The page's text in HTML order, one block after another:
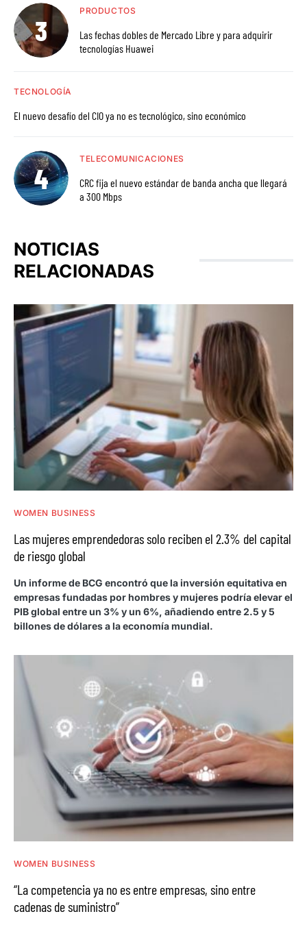
PRODUCTOS
Las fechas dobles de Mercado Libre y para adquirir
tecnologías Huawei
TECNOLOGÍA
El nuevo desafío del CIO ya no es tecnológico, sino económico
TELECOMUNICACIONES
CRC fija el nuevo estándar de banda ancha que llegará
a 300 Mbps
NOTICIAS
RELACIONADAS
WOMEN BUSINESS
Las mujeres emprendedoras solo reciben el 2.3% del capital
de riesgo global
Un informe de BCG encontró que la inversión equitativa en
empresas fundadas por hombres y mujeres podría elevar el
PIB global entre un 3% y un 6%, añadiendo entre 2.5 y 5
billones de dólares a la economía mundial.
WOMEN BUSINESS
“La competencia ya no es entre empresas, sino entre
cadenas de suministro”